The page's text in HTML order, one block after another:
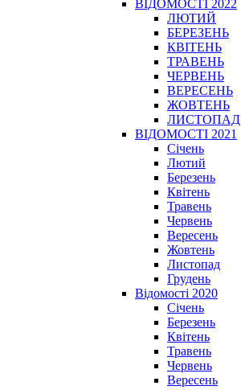
ВІДОМОСТІ 2022
ЛЮТИЙ
БЕРЕЗЕНЬ
КВІТЕНЬ
ТРАВЕНЬ
ЧЕРВЕНЬ
ВЕРЕСЕНЬ
ЖОВТЕНЬ
ЛИСТОПАД
ВІДОМОСТІ 2021
Січень
Лютий
Березень
Квітень
Травень
Червень
Вересень
Жовтень
Листопад
Грудень
Відомості 2020
Січень
Березень
Квітень
Травень
Червень
Вересень